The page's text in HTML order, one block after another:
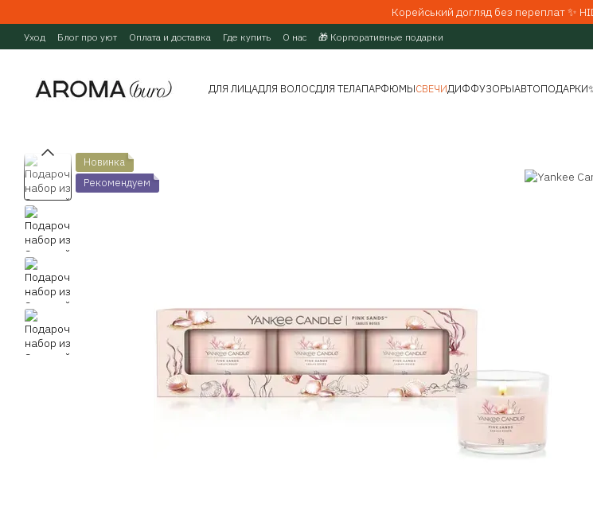
Корейський догляд без переплат ✨
Уход Блог про уют Оплата и доставка Где купить О нас 🎁 Корпоративные подарки
ДЛЯ ЛИЦАДЛЯ ВОЛОСДЛЯ ТЕЛАПАРФЮМЫСВЕЧИДИФФУЗОРЫАВТОПОДАРКИ
Новинка
Рекомендуем